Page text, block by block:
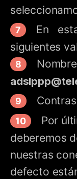
En
siguientes
Por
deberemos
nuestras
defecto